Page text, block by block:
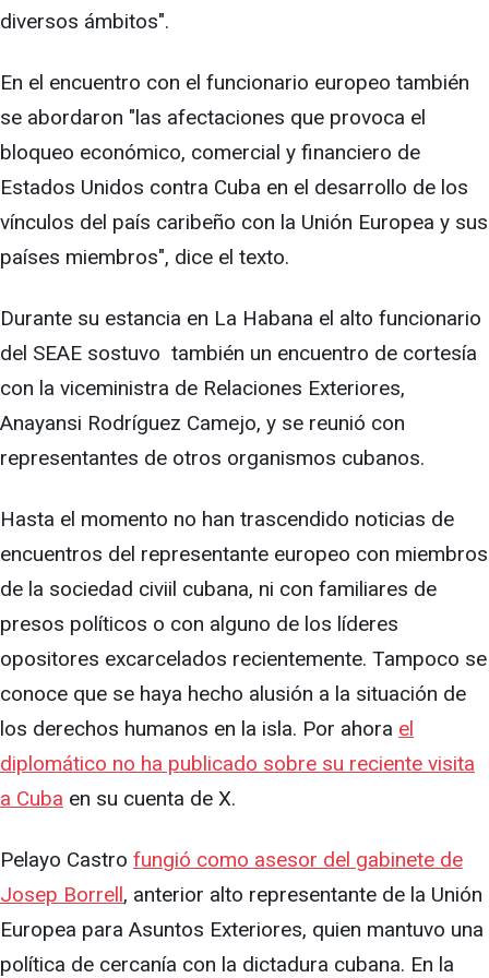
diversos ámbitos".
En el encuentro con el funcionario europeo también
se abordaron "las afectaciones que provoca el
bloqueo económico, comercial y financiero de
Estados Unidos contra Cuba en el desarrollo de los
vínculos del país caribeño con la Unión Europea y sus
países miembros", dice el texto.
Durante su estancia en La Habana el alto funcionario
del SEAE sostuvo también un encuentro de cortesía
con la viceministra de Relaciones Exteriores,
Anayansi Rodríguez Camejo, y se reunió con
representantes de otros organismos cubanos.
Hasta el momento no han trascendido noticias de
encuentros del representante europeo con miembros
de la sociedad civiil cubana, ni con familiares de
presos políticos o con alguno de los líderes
opositores excarcelados recientemente. Tampoco se
conoce que se haya hecho alusión a la situación de
los derechos humanos en la isla. Por ahora el
diplomático no ha publicado sobre su reciente visita
a Cuba en su cuenta de X.
Pelayo Castro fungió como asesor del gabinete de
Josep Borrell, anterior alto representante de la Unión
Europea para Asuntos Exteriores, quien mantuvo una
política de cercanía con la dictadura cubana. En la